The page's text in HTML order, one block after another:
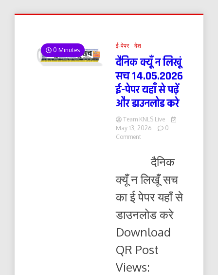
0 Minutes
ई-पेपर देश
दैनिक क्यूँ न लिखूं
सच 14.05.2026
ई-पेपर यहाँ से पढ़ें
और डाउनलोड करे
Team KNLS Live
May 13, 2026
0
Commenton
सच
14.05.2026
ई-
पेपर
यहाँ
पढ़ें
डाउनलोड
दैनिक
क्यूँ न लिखूँ सच
का ई पेपर यहाँ से
डाउनलोड करे
Download
QR Post
Views: